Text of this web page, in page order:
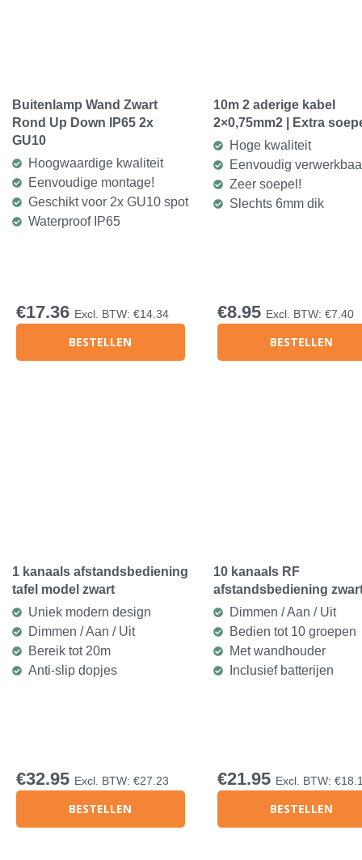
Buitenlamp Wand Zwart
Rond Up Down IP65 2x
GU10
Hoogwaardige kwaliteit
Eenvoudige montage!
Geschikt voor 2x GU10 spot
Waterproof IP65
€17.36 Excl. BTW: €14.34
BESTELLEN
10m 2 aderige kabel
2×0,75mm2 | Extra
Hoge kwaliteit
Eenvoudig
Zeer soepel!
Slechts 6mm dik
€8.95 Excl. BTW: €7.40
BESTELLEN
1 kanaals afstandsbediening
tafel model zwart
Uniek modern design
Dimmen / Aan / Uit
Bereik tot 20m
Anti-slip dopjes
€32.95 Excl. BTW: €27.23
BESTELLEN
10 kanaals RF
afstandsbediening
Dimmen / Aan / Uit
Bedien tot 10 groepen
Met wandhouder
Inclusief batterijen
€21.95 Excl. BTW: €
BESTELLEN